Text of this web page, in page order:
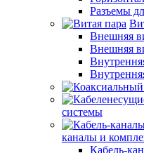
Разъемы
Внешняя
Внешняя
системы
каналы и
Кабель-